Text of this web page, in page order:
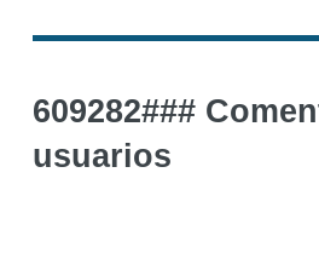
609282###
usuarios